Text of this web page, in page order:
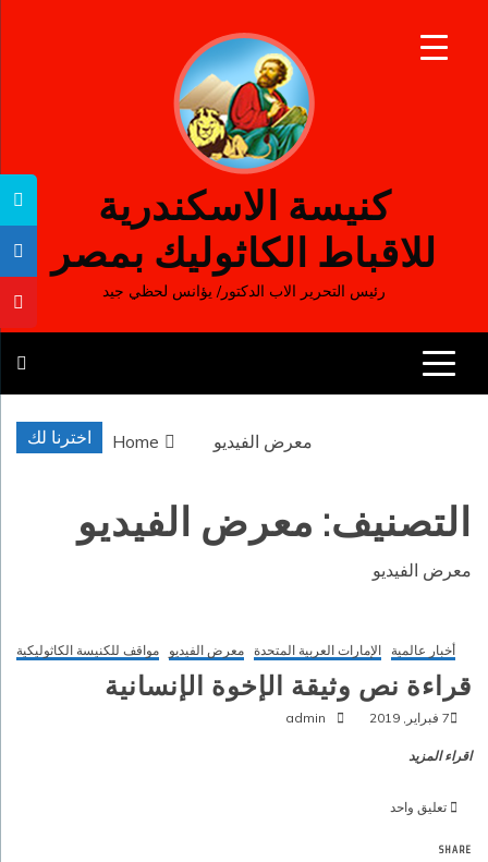
كنيسة الاسكندرية
للاقباط الكاثوليك بمصر
رئيس التحرير الاب الدكتور/ يؤانس لحظي جيد
اخترنا لك Home معرض الفيديو
التصنيف: معرض الفيديو
معرض الفيديو
أخبار عالمية الإمارات العربية المتحدة معرض الفيديو مواقف للكنيسة الكاثوليكية
قراءة نص وثيقة الإخوة الإنسانية
7 فبراير, 2019 admin
اقراء المزيد
تعليق واحد
SHARE